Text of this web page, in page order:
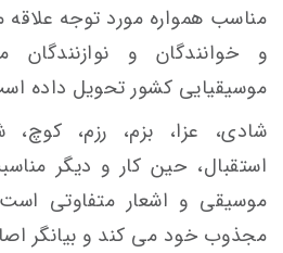
مناسب همواره مورد توجه علاقه
و خوانندگان و
موسیقیایی کشور تحویل داده
شادی، عزا، بزم، رزم، کوچ،
استقبال، حین کار و دیگر
موسیقی و اشعار متفاوتی
مجذوب خود می کند و بیانگر